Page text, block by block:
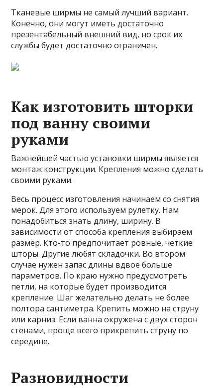
Тканевые ширмы не самый лучший вариант.
Конечно, они могут иметь достаточно
презентабельный внешний вид, но срок их
службы будет достаточно ограничен.
Как изготовить шторки
под ванну своими
руками
Важнейшей частью установки ширмы является
монтаж конструкции. Крепления можно сделать
своими руками.
Весь процесс изготовления начинаем со снятия
мерок. Для этого используем рулетку. Нам
понадобиться знать длину, ширину. В
зависимости от способа крепления выбираем
размер. Кто-то предпочитает ровные, четкие
шторы. Другие любят складочки. Во втором
случае нужен запас длины вдвое больше
параметров. По краю нужно предусмотреть
петли, на которые будет производится
крепление. Шаг желательно делать не более
полтора сантиметра. Крепить можно на струну
или карниз. Если ванна окружена с двух сторон
стенами, проще всего прикрепить струну по
середине.
Разновидности